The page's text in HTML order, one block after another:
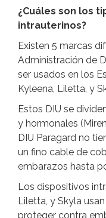
¿Cuáles son los
intrauterinos?
Existen 5 marcas
Administración de
ser usados en los
Kyleena, Liletta, y
Estos DIU se
y hormonales
DIU Paragard no
un fino cable de
embarazos hasta
Los dispositivos
Liletta, y Skyla
proteger contra